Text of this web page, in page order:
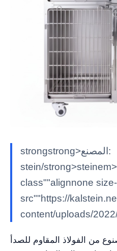
strongstrong>المصنع:
stein/strong>steinem>كالشتاينK/em> simg
class""alignnone
src""https://
content/uploads/